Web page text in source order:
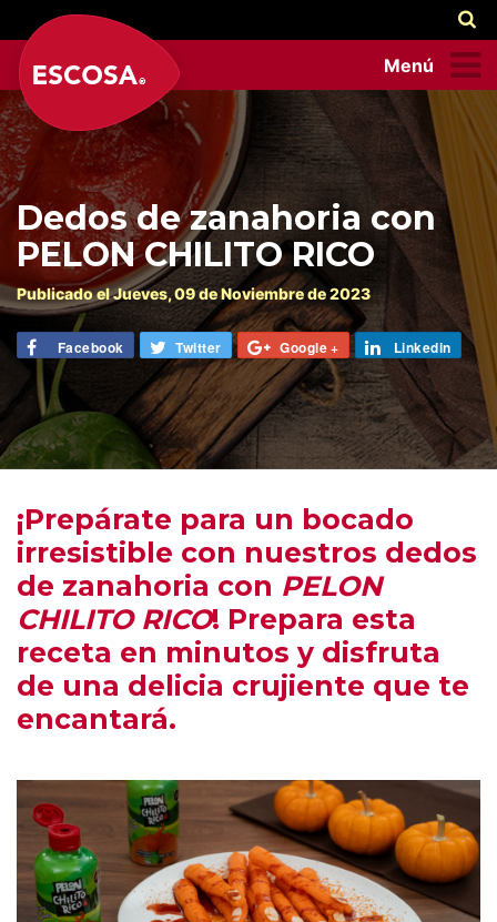
Menú
Dedos de zanahoria con
PELON CHILITO RICO
Publicado elJueves, 09 deNoviembrede 2023
Facebook Twitter Google + Linkedin
¡Prepárate para un bocado
irresistible con nuestros dedos
de zanahoria con PELON
CHILITO RICO! Prepara esta
receta en minutos y disfruta
de una delicia crujiente que te
encantará.